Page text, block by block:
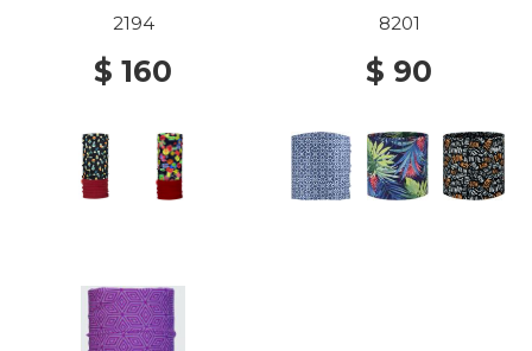
2194
$ 160
8201
$ 90